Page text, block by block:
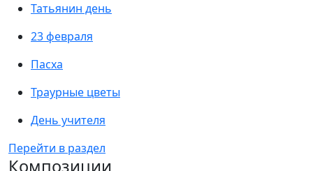
Татьянин день
23 февраля
Пасха
Траурные цветы
День учителя
Перейти в раздел
Композиции